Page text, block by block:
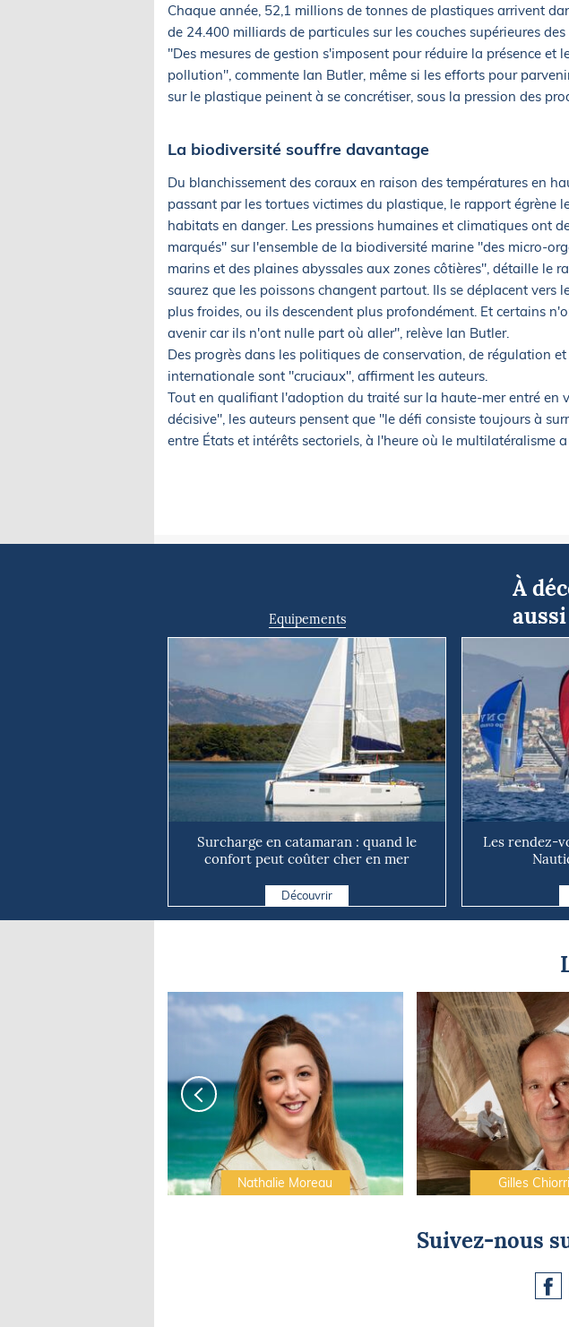
Chaque année, 52,1 millions de tonnes de plastiques arrivent
de 24.400 milliards de particules sur les couches supérieures
"Des mesures de gestion s'imposent pour réduire la présence et
pollution", commente Ian Butler, même si les efforts pour
sur le plastique peinent à se concrétiser, sous la pression des
La biodiversité souffre davantage
Du blanchissement des coraux en raison des températures en
passant par les tortues victimes du plastique, le rapport égrène
habitats en danger. Les pressions humaines et climatiques ont
marqués" sur l'ensemble de la biodiversité marine "des micro-
marins et des plaines abyssales aux zones côtières", détaille le
saurez que les poissons changent partout. Ils se déplacent vers
plus froides, ou ils descendent plus profondément. Et certains
avenir car ils n'ont nulle part où aller", relève Ian Butler.
Des progrès dans les politiques de conservation, de régulation
internationale sont "cruciaux", affirment les auteurs.
Tout en qualifiant l'adoption du traité sur la haute-mer entré en
décisive", les auteurs pensent que "le défi consiste toujours à
entre États et intérêts sectoriels, à l'heure où le multilatéralisme
À
aussi
Equipements
Surcharge en catamaran : quand le
confort peut coûter cher en mer
Découvrir
Les rendez-
Nathalie Moreau Gilles Chiorri
Suivez-nous